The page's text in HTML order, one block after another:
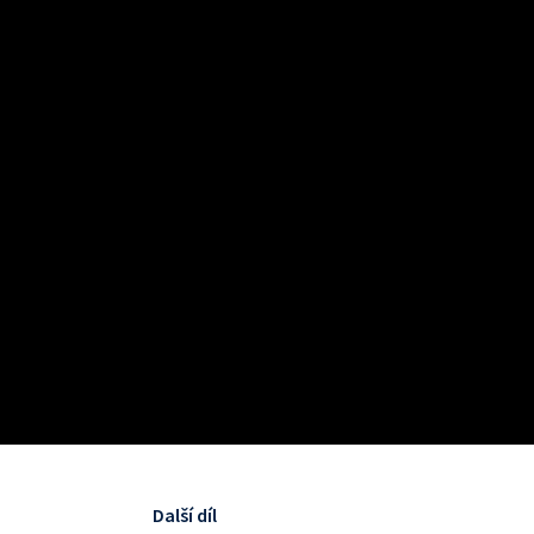
Další díl